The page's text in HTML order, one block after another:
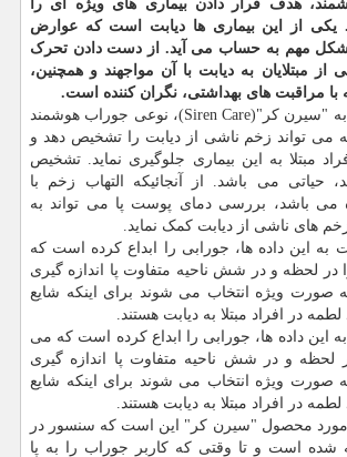
هدف قرار دادن بیماری های ویژه ای را
از این بیماری ها دیابت است که عوارض
مهم به حساب می آید. از دست دادن تحرک
مبتلایان به دیابت با آن مواجهند و همچنین،
با مراقبت های بهداشتی، نگران کننده است.
استارتاپی معروف به "سیرن کر"(Siren Care)، نوعی جوراب هوشمند
می تواند زخم ناشی از دیابت را تشخیص دهد و
مبتلا به این بیماری جلوگیری نماید. تشخیص
حیاتی می باشد. از آنجائیکه التهاب زخم با
می باشد، بررسی دمای پوست پا می تواند به
های ناشی از دیابت کمک نماید.
به این داده ها، جورابی را ابداع کرده است که
در لحظه و در شش ناحیه متفاوت پا اندازه گیری
صورت ویژه انتخاب می شوند برای اینکه شایع
در افراد مبتلا به دیابت هستند.
این داده ها، جورابی را ابداع کرده است که می
لحظه و در شش ناحیه متفاوت پا اندازه گیری
صورت ویژه انتخاب می شوند برای اینکه شایع
در افراد مبتلا به دیابت هستند.
مورد محصول "سیرن کر" این است که سنسور در
شده است و تا وقتی که کاربر جوراب را به پا